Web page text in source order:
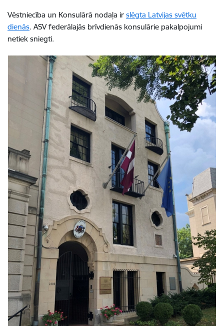
Vēstniecība un Konsulārā nodaļa ir slēgta Latvijas svētku
dienās. ASV federālajās brīvdienās konsulārie pakalpojumi
netiek sniegti.